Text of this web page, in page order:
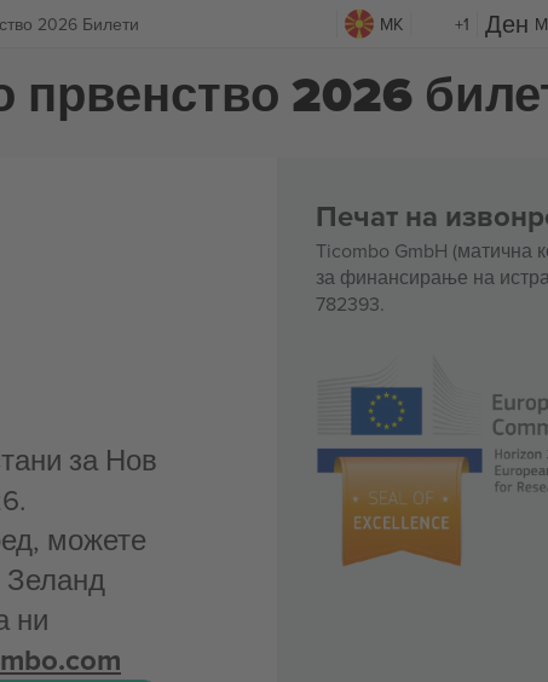
2026 Билети MK +1
првенство 2026
за Нов
можете
Зеланд
ни
Печат на
Ticombo GmbH (матична
за финансирање на
782393.